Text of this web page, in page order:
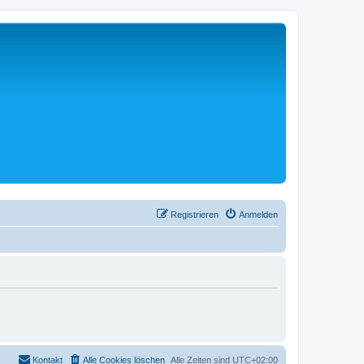
Anmelden
Registrieren
Alle Zeiten sind UTC+02:00
Alle Cookies löschen
Kontakt